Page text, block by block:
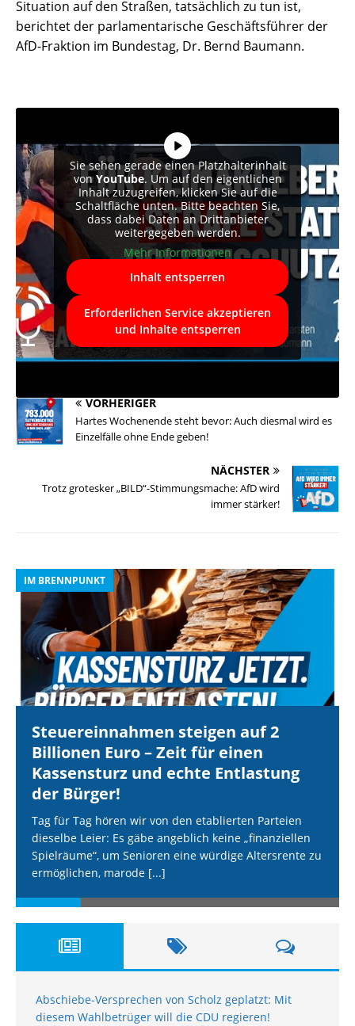
Situation auf den Straßen, tatsächlich zu tun ist,
berichtet der parlamentarische Geschäftsführer der
AfD-Fraktion im Bundestag, Dr. Bernd Baumann.
Sie sehen gerade einen Platzhalterinhalt
vonYouTube. Um auf den eigentlichen
Inhalt zuzugreifen, klicken Sie auf die
Schaltfläche unten. Bitte beachten Sie,
dass dabei Daten an Drittanbieter
weitergegeben werden.
Mehr Informationen
Inhalt entsperren
Erforderlichen Service akzeptieren
und Inhalte entsperren
VORHERIGER
Hartes Wochenende steht bevor: Auch diesmal wird es
Einzelfälle ohne Ende geben!
NÄCHSTER
Trotz grotesker „BILD“-Stimmungsmache: AfD wird
immer stärker!
IM BRENNPUNKT
Steuereinnahmen steigen auf 2
Billionen Euro – Zeit für einen
Kassensturz und echte Entlastung
der Bürger!
Tag für Tag hören wir von den etablierten Parteien
dieselbe Leier: Es gäbe angeblich keine „finanziellen
Spielräume“, um Senioren eine würdige Altersrente zu
ermöglichen, marode [...]
Abschiebe-Versprechen von Scholz geplatzt: Mit
diesem Wahlbetrüger will die CDU regieren!